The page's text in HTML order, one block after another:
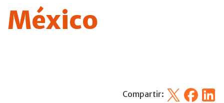
México
Compartir: X Facebook